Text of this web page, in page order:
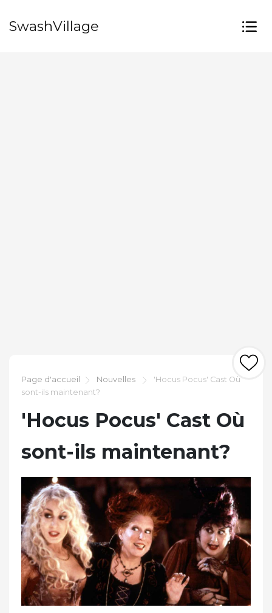
SwashVillage
Page d'accueil Nouvelles
'Hocus Pocus' Cast Où
sont-ils maintenant?
'Hocus Pocus' Cast Où
sont-ils maintenant?